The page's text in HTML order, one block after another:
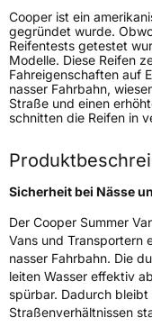
Generelle Merkmale
Fahrzeugtyp
Verwendung
ModellnameSummer
Fahrzeugart
SchlauchtypTL
ZustandNeureifen
Cooper ist ein
gegründet wurde.
Reifentests getestet
Modelle. Diese Reifen
Fahreigenschaften auf
nasser Fahrbahn,
Straße und einen
schnitten die Reifen in
Sicherheit bei Nässe
Der Cooper Summer
Vans und Transportern
nasser Fahrbahn. Die
leiten Wasser effektiv
spürbar. Dadurch
Straßenverhältnissen